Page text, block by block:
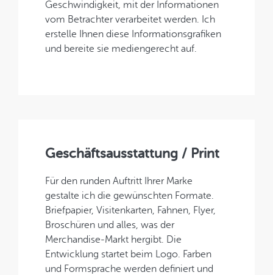
Geschwindigkeit, mit der Informationen
vom Betrachter verarbeitet werden. Ich
erstelle Ihnen diese Informationsgrafiken
und bereite sie mediengerecht auf.
Geschäftsausstattung / Print
Für den runden Auftritt Ihrer Marke
gestalte ich die gewünschten Formate.
Briefpapier, Visitenkarten, Fahnen, Flyer,
Broschüren und alles, was der
Merchandise-Markt hergibt. Die
Entwicklung startet beim Logo. Farben
und Formsprache werden definiert und